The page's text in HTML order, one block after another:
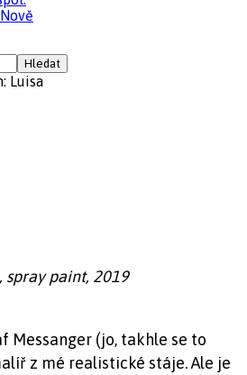
Luisa
spray paint, 2019
Messanger (jo, takhle se to
z mé realistické stáje. Ale je